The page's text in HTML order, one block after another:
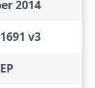
2014
v3